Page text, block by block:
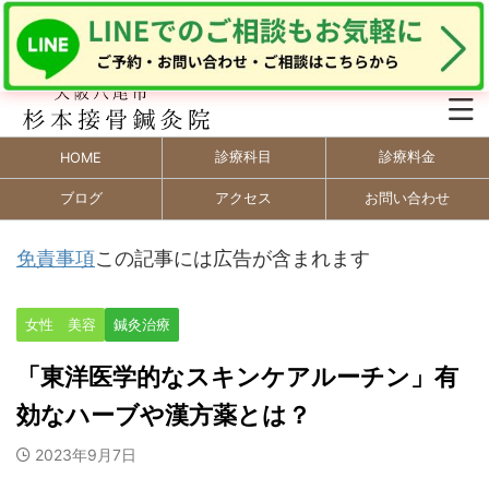
HOME 診療科目 診療料金
ブログ アクセス お問い合わせ
免責事項この記事には広告が含まれます
女性 美容 鍼灸治療
「東洋医学的なスキンケアルーチン」有
効なハーブや漢方薬とは？
2023年9月7日